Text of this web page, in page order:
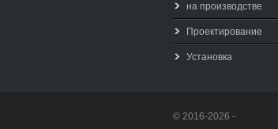
на производстве
Проектирование
Установка
© 2016-2026 -